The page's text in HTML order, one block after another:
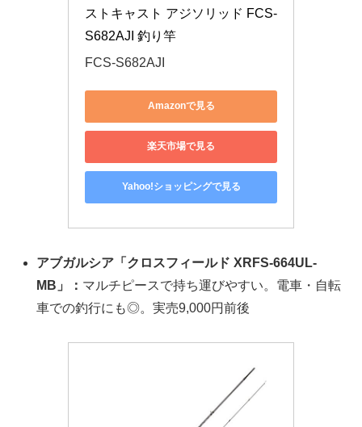
ストキャスト アジソリッド FCS-
S682AJI 釣り竿
FCS-S682AJI
Amazonで見る
楽天市場で見る
Yahoo!ショッピングで見る
アブガルシア「クロスフィールド XRFS-664UL-
MB」： マルチピースで持ち運びやすい。電車・自転
車での釣行にも◎。実売9,000円前後